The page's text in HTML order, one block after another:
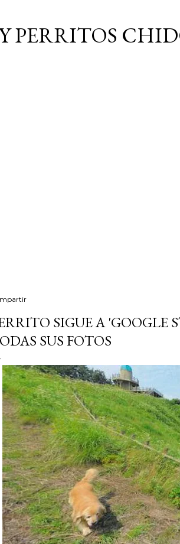
PERRITOS
SIGUE A 'GOOGLE
SUS FOTOS